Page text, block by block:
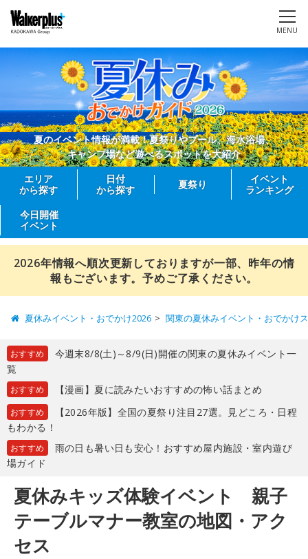
MENU
夏のイベント情報が満載！夏祭りやプール、海水浴場、
キャンプ場など遊べるスポットを大紹介
エリア
から探す
日付
から探す
夏祭り
イベント
ランキング
今日開催
イベント
2026年情報へ順次更新しておりますが一部、昨年の情
報もございます。予めご了承ください。
夏休みイベント・おでかけ2026 関東の夏休みイベント・おでかけ
おすすめ
今週末8/8(土)～8/9(日)開催の関東の夏休みイベント一
覧
おすすめ 【漫画】夏に読みたいおすすめの怖い話まとめ
おすすめ
【2026年版】全国の夏祭り注目27選。見どころ・日程
もわかる！
おすすめ
雨の日も暑い日も安心！おすすめ屋内施設・室内遊び
場ガイド
夏休みキッズ体験イベント 親子
テーブルマナー教室の地図・アク
セス